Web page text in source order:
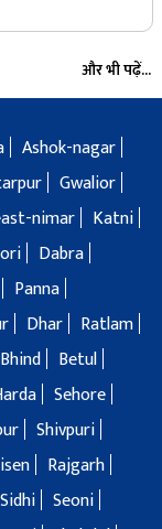
और भी पढ़ें...
Ashok-nagar
Gwalior
nimar
Katni
Dabra
Panna
Dhar
Ratlam
Bhind
Betul
Sehore
Shivpuri
Rajgarh
Sidhi Seoni